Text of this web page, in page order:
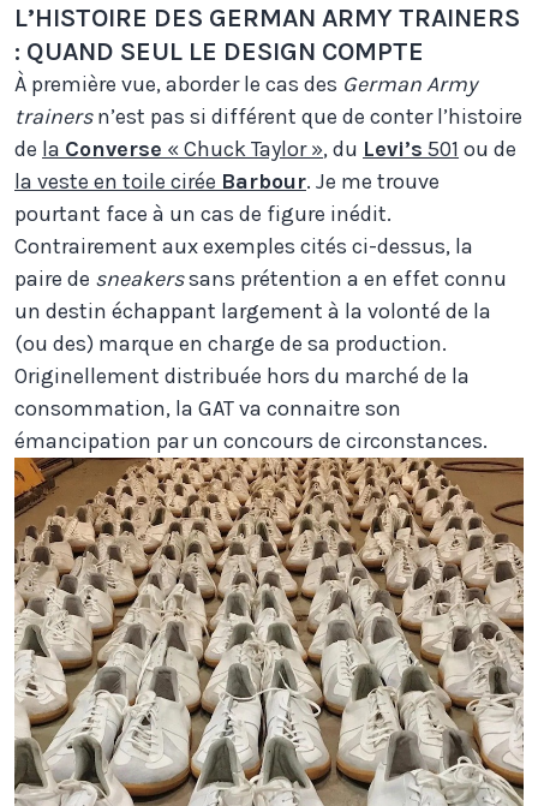
L’HISTOIRE DES GERMAN ARMY TRAINERS
: QUAND SEUL LE DESIGN COMPTE
À première vue, aborder le cas des German Army
trainersn’est pas si différent que de conter l’histoire
de la Converse « Chuck Taylor », du Levi’s 501 ou de
la veste en toile cirée Barbour. Je me trouve
pourtant face à un cas de figure inédit.
Contrairement aux exemples cités ci-dessus, la
paire de sneakerssans prétention a en effet connu
un destin échappant largement à la volonté de la
(ou des) marque en charge de sa production.
Originellement distribuée hors du marché de la
consommation, la GAT va connaitre son
émancipation par un concours de circonstances.